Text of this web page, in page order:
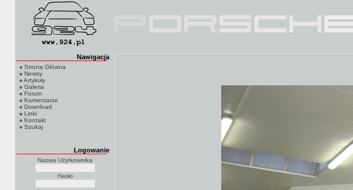
Nawigacja
Strona Główna
Newsy
Artykuły
Galeria
Forum
Komentarze
Download
Linki
Kontakt
Szukaj
Logowanie
Nazwa Użytkownika
Hasło